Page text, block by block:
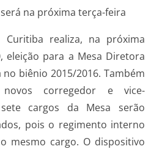
na próxima terça-feira
Curitiba realiza, na próxima
eleição para a Mesa Diretora
biênio 2015/2016. Também
corregedor e vice-
cargos da Mesa serão
pois o regimento interno
mesmo cargo. O dispositivo